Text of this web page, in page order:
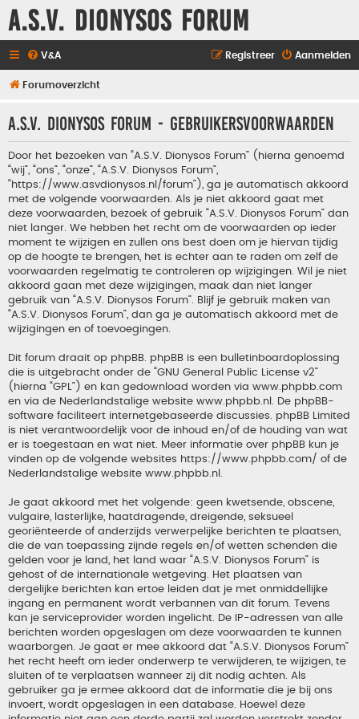
A.S.V. Dionysos Forum
V&A Aanmelden
Registreer
Forumoverzicht
A.S.V. Dionysos Forum - Gebruikersvoorwaarden
Door het bezoeken van “A.S.V. Dionysos Forum” (hierna genoemd
“wij”, “ons”, “onze”, “A.S.V. Dionysos Forum”,
“https://www.asvdionysos.nl/forum”), ga je automatisch akkoord
met de volgende voorwaarden. Als je niet akkoord gaat met
deze voorwaarden, bezoek of gebruik “A.S.V. Dionysos Forum” dan
niet langer. We hebben het recht om de voorwaarden op ieder
moment te wijzigen en zullen ons best doen om je hiervan tijdig
op de hoogte te brengen, het is echter aan te raden om zelf de
voorwaarden regelmatig te controleren op wijzigingen. Wil je niet
akkoord gaan met deze wijzigingen, maak dan niet langer
gebruik van “A.S.V. Dionysos Forum”. Blijf je gebruik maken van
“A.S.V. Dionysos Forum”, dan ga je automatisch akkoord met de
wijzigingen en of toevoegingen.
Dit forum draait op phpBB. phpBB is een bulletinboardoplossing
die is uitgebracht onder de “GNU General Public License v2”
(hierna “GPL”) en kan gedownload worden via www.phpbb.com
en via de Nederlandstalige website www.phpbb.nl . De phpBB-
software faciliteert internetgebaseerde discussies. phpBB Limited
is niet verantwoordelijk voor de inhoud en/of de houding van wat
er is toegestaan en wat niet. Meer informatie over phpBB kun je
vinden op de volgende websites https://www.phpbb.com/ of de
Nederlandstalige website www.phpbb.nl .
Je gaat akkoord met het volgende: geen kwetsende, obscene,
vulgaire, lasterlijke, haatdragende, dreigende, seksueel
georiënteerde of anderzijds verwerpelijke berichten te plaatsen,
die de van toepassing zijnde regels en/of wetten schenden die
gelden voor je land, het land waar “A.S.V. Dionysos Forum” is
gehost of de internationale wetgeving. Het plaatsen van
dergelijke berichten kan ertoe leiden dat je met onmiddellijke
ingang en permanent wordt verbannen van dit forum. Tevens
kan je serviceprovider worden ingelicht. De IP-adressen van alle
berichten worden opgeslagen om deze voorwaarden te kunnen
waarborgen. Je gaat er mee akkoord dat “A.S.V. Dionysos Forum”
het recht heeft om ieder onderwerp te verwijderen, te wijzigen, te
sluiten of te verplaatsen wanneer zij dit nodig achten. Als
gebruiker ga je ermee akkoord dat de informatie die je bij ons
invoert, wordt opgeslagen in een database. Hoewel deze